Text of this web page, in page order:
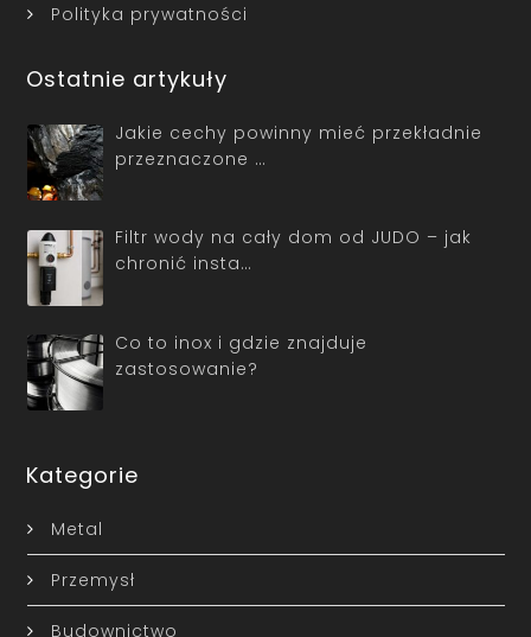
Polityka prywatności
Ostatnie artykuły
Jakie cechy powinny mieć przekładnie
przeznaczone …
Filtr wody na cały dom od JUDO – jak
chronić insta…
Co to inox i gdzie znajduje
zastosowanie?
Kategorie
Metal
Przemysł
Budownictwo